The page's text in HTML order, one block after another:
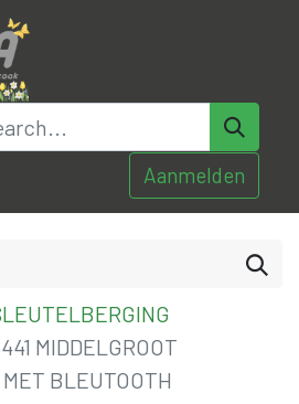
Aanmelden
MIDDELGROOT
BLEUTOOTH